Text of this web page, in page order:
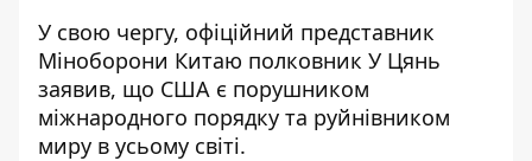
У свою чергу, офіційний представник
Міноборони Китаю полковник У Цянь
заявив, що США є порушником
міжнародного порядку та руйнівником
миру в усьому світі.